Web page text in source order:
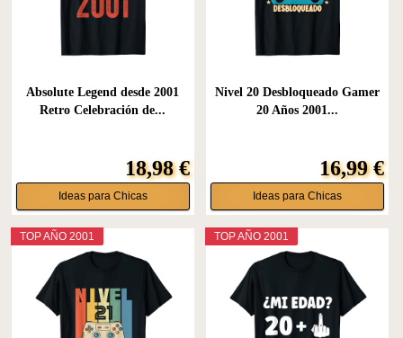
Absolute Legend desde 2001
Retro Celebración de...
18,98 €
Ideas para Chicas
Nivel 20 Desbloqueado Gamer
20 Años 2001...
16,99 €
Ideas para Chicas
TOP AÑO 2001 TOP AÑO 2001